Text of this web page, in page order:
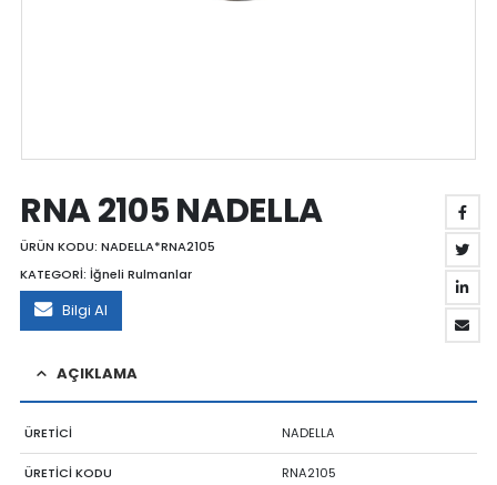
RNA 2105 NADELLA
ÜRÜN KODU: NADELLA*RNA2105
KATEGORİ: İğneli Rulmanlar
Bilgi Al
AÇIKLAMA
ÜRETİCİ NADELLA
ÜRETİCİ KODU RNA2105